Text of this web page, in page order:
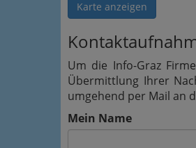
Karte anzeigen
Um die Info-Graz
Übermittlung Ihrer
umgehend per Mail an
Mein Name